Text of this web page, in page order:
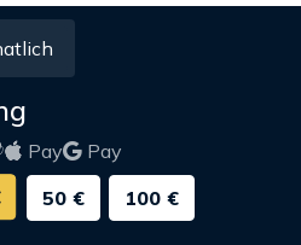
Pay
Pay
50 € 100 €